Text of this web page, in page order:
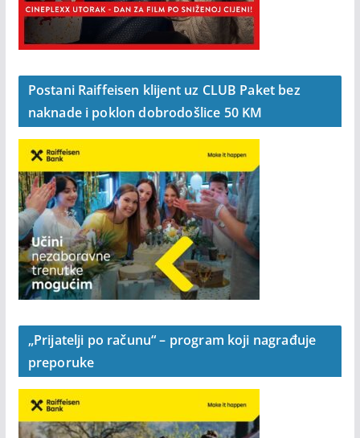
Postani Raiffeisen klijent uz CLUB Paket bez
naknade i poklon dobrodošlice 50 KM
„Prijatelji po računu“ – program koji nagrađuje
preporuke